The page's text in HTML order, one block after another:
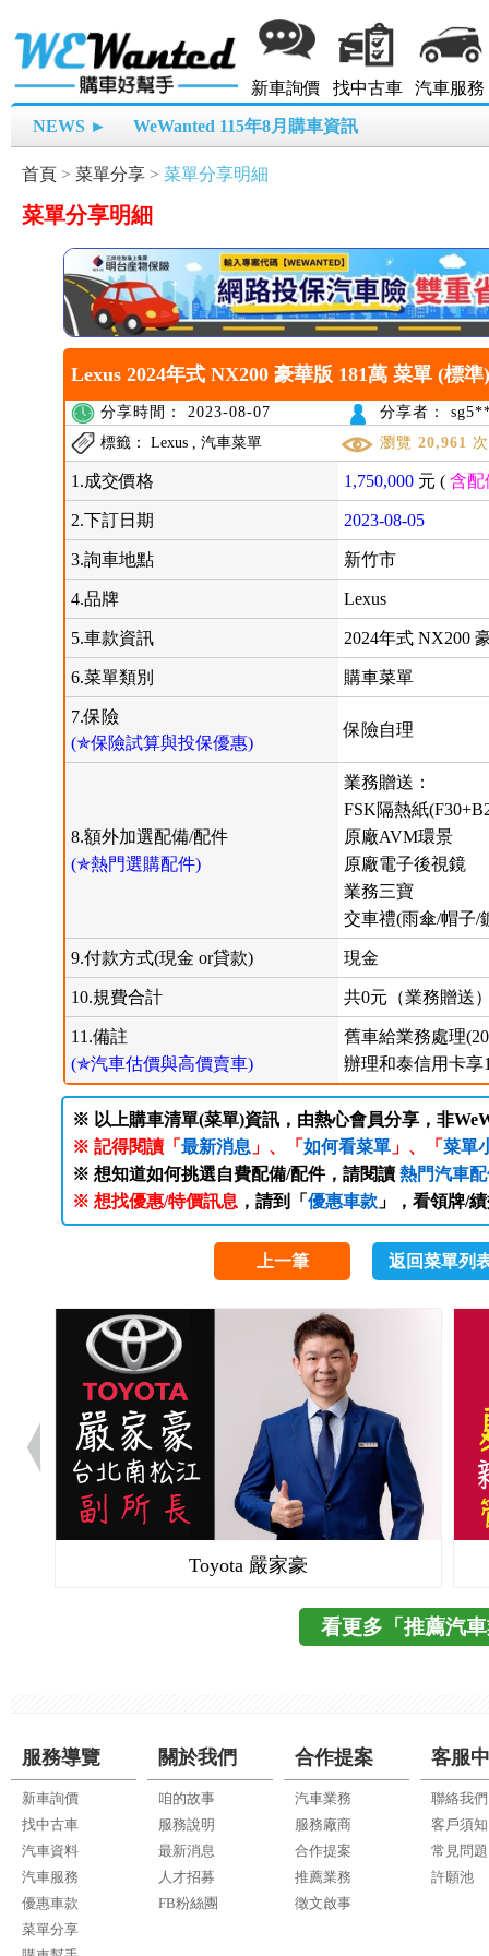
新車詢價 找中古車 汽車服務
NEWS ► WeWanted 115年8月購車資訊
首頁 > 菜單分享 > 菜單分享明細
菜單分享明細
Lexus 2024年式 NX200 豪華版 181萬 菜單 (標準
分享時間： 2023-08-07
分享者：
標籤： Lexus , 汽車菜單
瀏覽 20,961 次
1.成交價格 1,750,000 元 (含配
2.下訂日期 2023-08-05
3.詢車地點 新竹市
4.品牌 Lexus
5.車款資訊 2024年式 NX200
6.菜單類別 購車菜單
7.保險
(✯保險試算與投保優惠)
保險自理
8.額外加選配備/配件
(✯熱門選購配件)
業務贈送：
FSK隔熱紙
原廠AVM環景
原廠電子後視鏡
業務三寶
交車禮(雨傘/帽子/
9.付款方式(現金 or貸款) 現金
10.規費合計 共0元（業務贈送
11.備註
(✯汽車估價與高價賣車)
舊車給業務處理
辦理和泰信用卡享
※ 以上購車清單(菜單)資訊，由熱心會員分享，非
※ 記得閱讀「 最新消息 」、「 如何看菜單」、「 菜單
※ 想知道如何挑選自費配備/配件，請閱讀 熱門汽車
※ 想找優惠/特價訊息 ，請到「 優惠車款」，看領牌/
上一筆 返回菜單列
Toyota 嚴家豪
看更多「推薦汽
服務導覽
新車詢價
找中古車
汽車資料
汽車服務
優惠車款
菜單分享
關於我們
咱的故事
服務說明
最新消息
人才招募
FB粉絲團
合作提案
汽車業務
服務廠商
合作提案
推薦業務
徵文啟事
客服
聯絡我們
客戶須知
常見問題
許願池